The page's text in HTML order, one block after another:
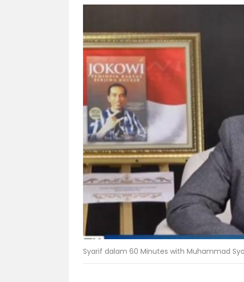
Syarif dalam 60 Minutes with Muhammad